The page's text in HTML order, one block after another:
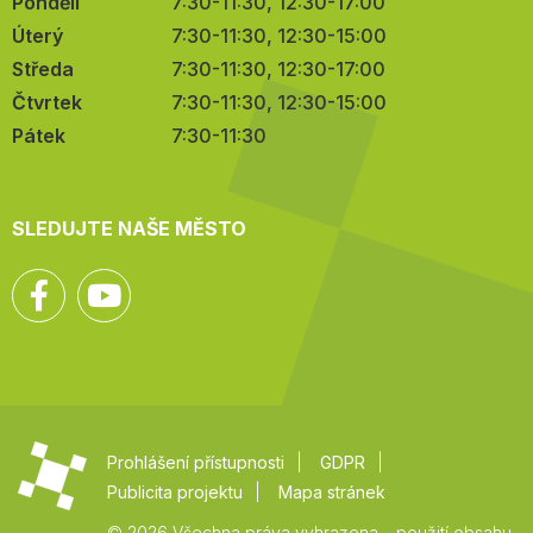
Úterý
7:30-11:30, 12:30-15:00
Středa
7:30-11:30, 12:30-17:00
Čtvrtek
7:30-11:30, 12:30-15:00
Pátek
7:30-11:30
SLEDUJTE NAŠE MĚSTO
Facebook
Prohlášení přístupnosti
GDPR
Publicita projektu
Mapa stránek